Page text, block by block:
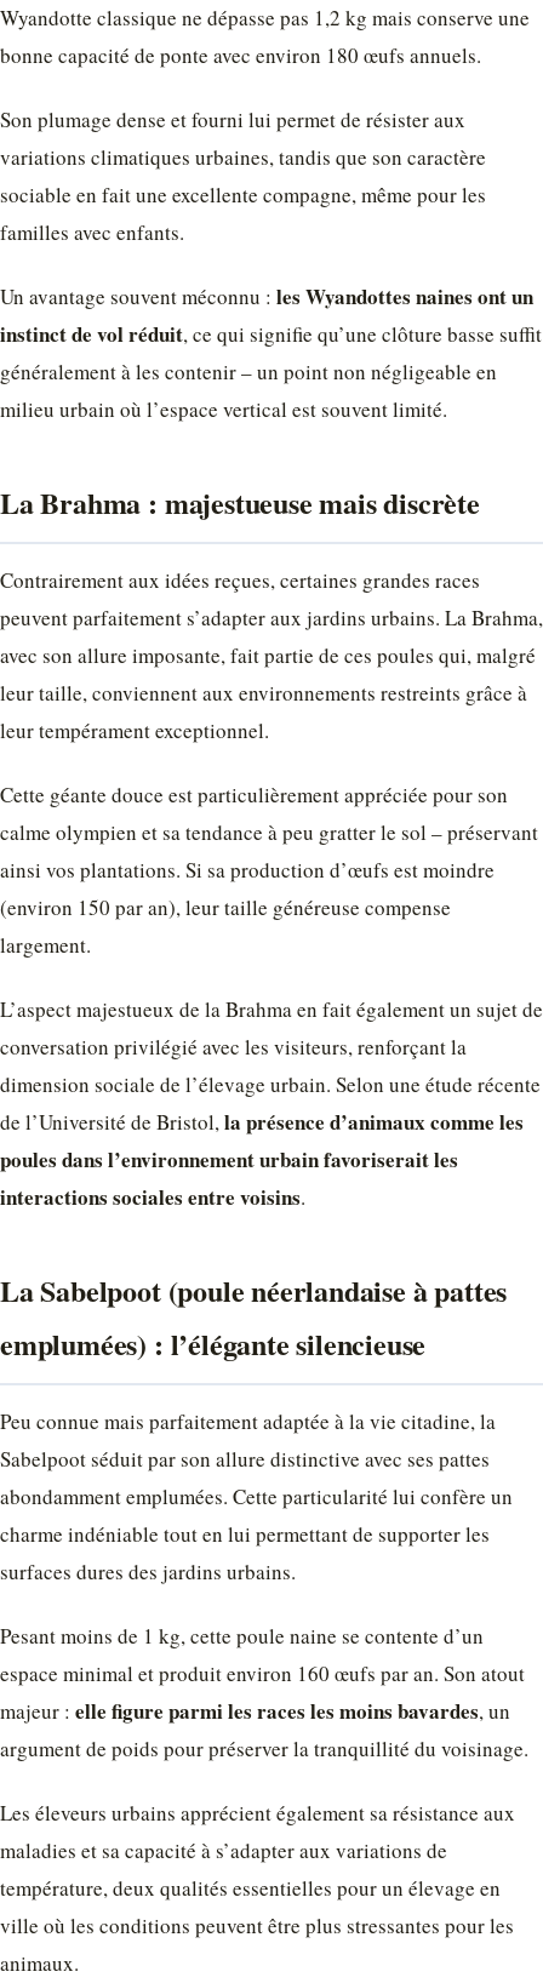
Wyandotte classique ne dépasse pas 1,2 kg mais conserve une
bonne capacité de ponte avec environ 180 œufs annuels.
Son plumage dense et fourni lui permet de résister aux
variations climatiques urbaines, tandis que son caractère
sociable en fait une excellente compagne, même pour les
familles avec enfants.
Un avantage souvent méconnu : les Wyandottes naines ont un
instinct de vol réduit, ce qui signifie qu’une clôture basse suffit
généralement à les contenir – un point non négligeable en
milieu urbain où l’espace vertical est souvent limité.
La Brahma : majestueuse mais discrète
Contrairement aux idées reçues, certaines grandes races
peuvent parfaitement s’adapter aux jardins urbains. La Brahma,
avec son allure imposante, fait partie de ces poules qui, malgré
leur taille, conviennent aux environnements restreints grâce à
leur tempérament exceptionnel.
Cette géante douce est particulièrement appréciée pour son
calme olympien et sa tendance à peu gratter le sol – préservant
ainsi vos plantations. Si sa production d’œufs est moindre
(environ 150 par an), leur taille généreuse compense
largement.
L’aspect majestueux de la Brahma en fait également un sujet de
conversation privilégié avec les visiteurs, renforçant la
dimension sociale de l’élevage urbain. Selon une étude récente
de l’Université de Bristol,la présence d’animaux comme les
poules dans l’environnement urbain favoriserait les
interactions sociales entre voisins.
La Sabelpoot (poule néerlandaise à pattes
emplumées) : l’élégante silencieuse
Peu connue mais parfaitement adaptée à la vie citadine, la
Sabelpoot séduit par son allure distinctive avec ses pattes
abondamment emplumées. Cette particularité lui confère un
charme indéniable tout en lui permettant de supporter les
surfaces dures des jardins urbains.
Pesant moins de 1 kg, cette poule naine se contente d’un
espace minimal et produit environ 160 œufs par an. Son atout
majeur : elle figure parmi les races les moins bavardes, un
argument de poids pour préserver la tranquillité du voisinage.
Les éleveurs urbains apprécient également sa résistance aux
maladies et sa capacité à s’adapter aux variations de
température, deux qualités essentielles pour un élevage en
ville où les conditions peuvent être plus stressantes pour les
animaux.